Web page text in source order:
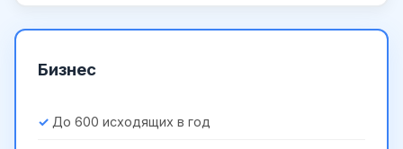
Бизнес
До 600 исходящих в год